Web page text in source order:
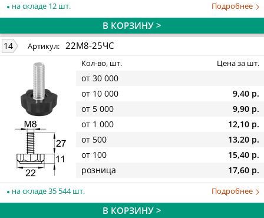
на складе 12 шт. Подробнее
В КОРЗИНУ >
14 Артикул: 22М8-25ЧС
Кол-во, шт. Цена за шт.
от 30 000
от 10 000
9,40 р.
от 5 000
9,90 р.
от 1 000
12,10 р.
от 500
13,20 р.
от 100
15,40 р.
розница
17,60 р.
на складе 35 544 шт. Подробнее
В КОРЗИНУ >